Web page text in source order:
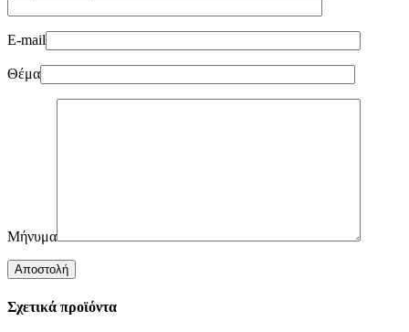
E-mail
Θέμα
Μήνυμα
Σχετικά προϊόντα